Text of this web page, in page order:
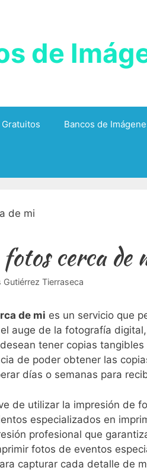
de
Bancos de
cerca de
Gutiérrez Tierraseca
de mi es un servicio que
auge de la fotografía
tener copias
de poder obtener las
días o semanas para
​de utilizar la impresión de
especializados en
profesional que
fotos de eventos
capturar cada detalle de